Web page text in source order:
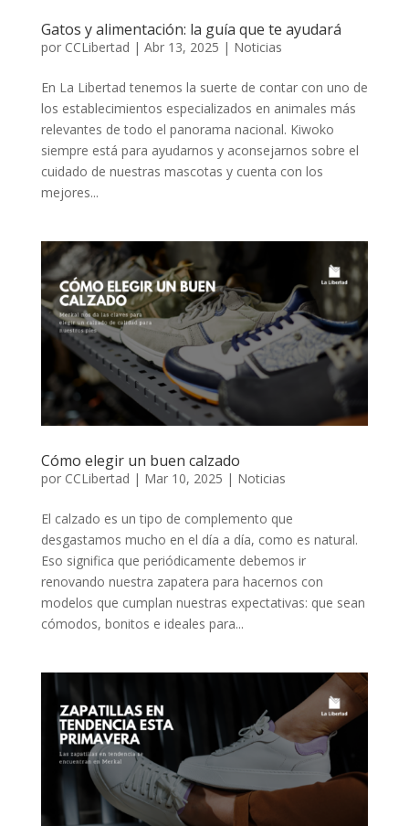
Gatos y alimentación: la guía que te ayudará
por CCLibertad | Abr 13, 2025 | Noticias
En La Libertad tenemos la suerte de contar con uno de
los establecimientos especializados en animales más
relevantes de todo el panorama nacional. Kiwoko
siempre está para ayudarnos y aconsejarnos sobre el
cuidado de nuestras mascotas y cuenta con los
mejores...
Cómo elegir un buen calzado
por CCLibertad | Mar 10, 2025 | Noticias
El calzado es un tipo de complemento que
desgastamos mucho en el día a día, como es natural.
Eso significa que periódicamente debemos ir
renovando nuestra zapatera para hacernos con
modelos que cumplan nuestras expectativas: que sean
cómodos, bonitos e ideales para...